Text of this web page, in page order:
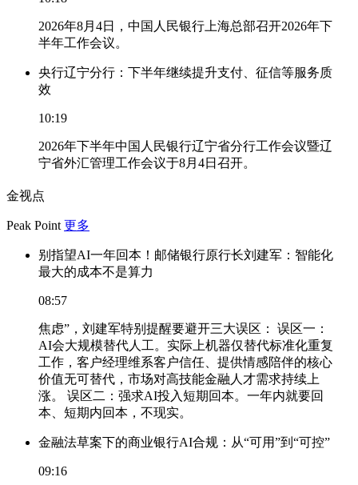
2026年8月4日，中国人民银行上海总部召开2026年下
半年工作会议。
央行辽宁分行：下半年继续提升支付、征信等服务质
效
10:19
2026年下半年中国人民银行辽宁省分行工作会议暨辽
宁省外汇管理工作会议于8月4日召开。
金视点
Peak Point 更多
别指望AI一年回本！邮储银行原行长刘建军：智能化
最大的成本不是算力
08:57
焦虑”，刘建军特别提醒要避开三大误区： 误区一：
AI会大规模替代人工。实际上机器仅替代标准化重复
工作，客户经理维系客户信任、提供情感陪伴的核心
价值无可替代，市场对高技能金融人才需求持续上
涨。 误区二：强求AI投入短期回本。一年内就要回
本、短期内回本，不现实。
金融法草案下的商业银行AI合规：从“可用”到“可控”
09:16